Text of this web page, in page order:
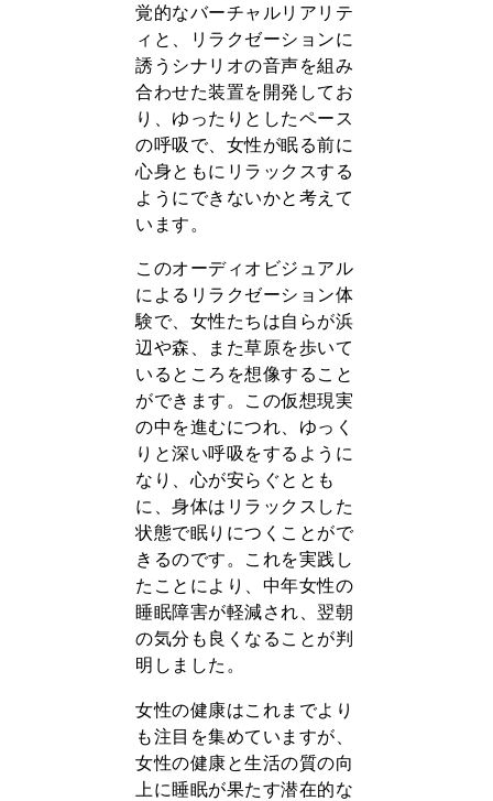
覚的なバーチャルリアリテ
ィと、リラクゼーションに
誘うシナリオの音声を組み
合わせた装置を開発してお
り、ゆったりとしたペース
の呼吸で、女性が眠る前に
心身ともにリラックスする
ようにできないかと考えて
います。
このオーディオビジュアル
によるリラクゼーション体
験で、女性たちは自らが浜
辺や森、また草原を歩いて
いるところを想像すること
ができます。この仮想現実
の中を進むにつれ、ゆっく
りと深い呼吸をするように
なり、心が安らぐととも
に、身体はリラックスした
状態で眠りにつくことがで
きるのです。これを実践し
たことにより、中年女性の
睡眠障害が軽減され、翌朝
の気分も良くなることが判
明しました。
女性の健康はこれまでより
も注目を集めていますが、
女性の健康と生活の質の向
上に睡眠が果たす潜在的な